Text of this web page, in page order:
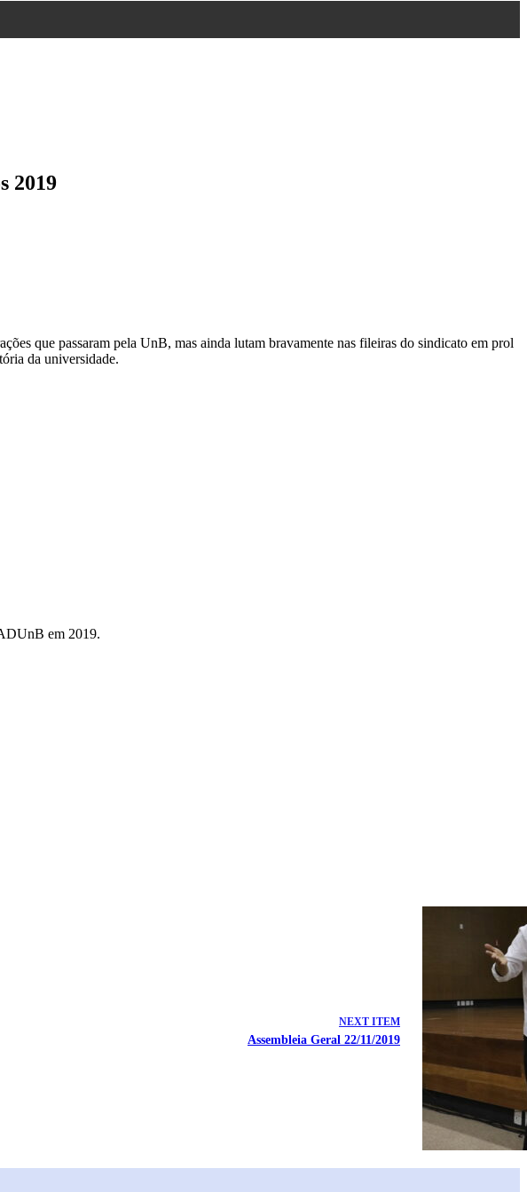
2019
que passaram pela UnB, mas ainda lutam bravamente nas fileiras do sindicato em prol
da universidade.
em 2019.
NEXT ITEM
Assembleia Geral 22/11/2019